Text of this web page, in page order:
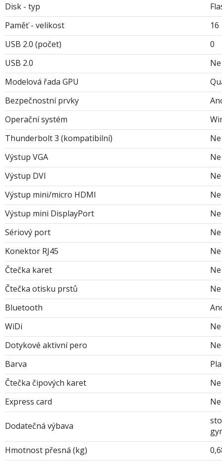
Disk - typ
Paměť - velikost
16
USB 2.0 (počet)
0
USB 2.0
Ne
Modelová řada GPU
Bezpečnostní prvky
Operační systém
Thunderbolt 3 (kompatibilní)
Ne
Výstup VGA
Ne
Výstup DVI
Ne
Výstup mini/micro HDMI
Ne
Výstup mini DisplayPort
Ne
Sériový port
Ne
Konektor RJ45
Ne
Čtečka karet
Ne
Čtečka otisku prstů
Ne
Bluetooth
WiDi
Ne
Dotykové aktivní pero
Ne
Barva
Čtečka čipových karet
Ne
Express card
Ne
Dodatečná výbava
Hmotnost přesná (kg)